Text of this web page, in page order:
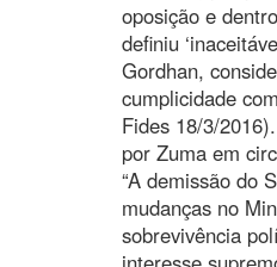
oposição e
definiu
Gordhan,
cumplicidade
Fides 18/3/
por Zuma em
“A demissão do
mudanças no
sobrevivência